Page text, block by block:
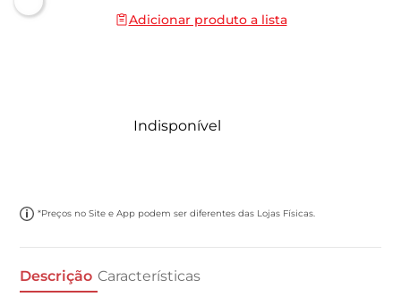
Adicionar produto a lista
Indisponível
*Preços no Site e App podem ser diferentes das Lojas Físicas.
Descrição Características